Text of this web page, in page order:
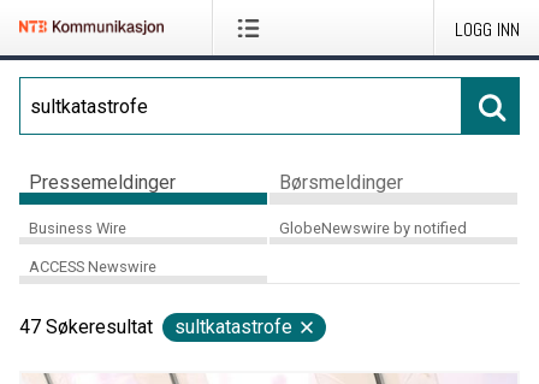
LOGG INN
Pressemeldinger Børsmeldinger
Business Wire GlobeNewswire by notified
ACCESS Newswire
47 Søkeresultat sultkatastrofe